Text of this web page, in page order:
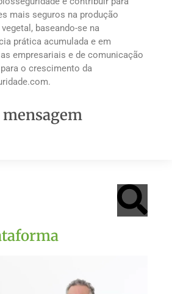
mais seguros na produção
baseando-se na
prática acumulada e em
empresariais e de comunicação
o crescimento da